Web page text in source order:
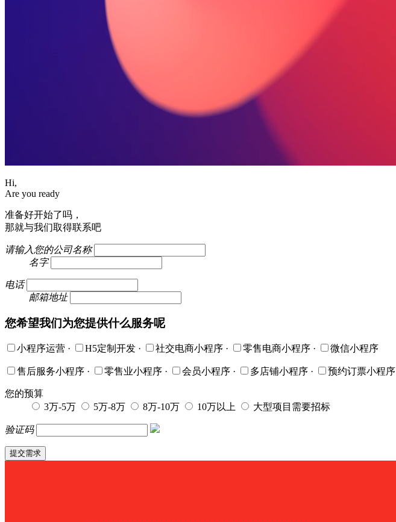
Hi,
Are you ready
准备好开始了吗，
那就与我们取得联系吧
请输入您的公司名称
名字
电话
邮箱地址
您希望我们为您提供什么服务呢
小程序运营 · H5定制开发 · 社交电商小程序 · 零售电商小程序 · 微信小程序
售后服务小程序 · 零售业小程序 · 会员小程序 · 多店铺小程序 · 预约订票小程序
您的预算
3万-5万
5万-8万 8万-10万 10万以上 大型项目需要招标
验证码